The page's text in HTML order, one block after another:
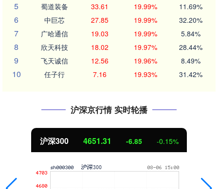
5 蜀道装备 33.61 19.99% 11.69%
6 中巨芯 27.85 19.99% 32.20%
7 广哈通信 19.03 19.99% 5.84%
8 欣天科技 18.02 19.97% 28.44%
9 飞天诚信 12.56 19.96% 8.49%
10 任子行 7.16 19.93% 31.42%
沪深京行情 实时轮播
沪深300 4651.31 -6.85 -0.15%